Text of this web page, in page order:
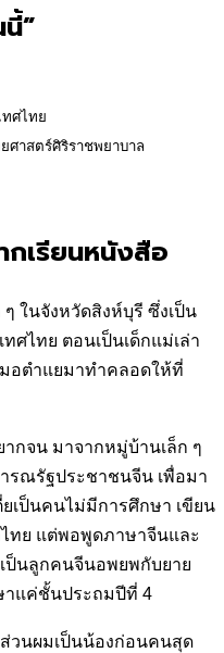
”
ศไทย
าสตร์ศิริราชพยาบาล
กเรียนหนังสือ
ในจังหวัดสิงห์บุรี ซึ่งเป็น
ศไทย ตอนเป็นเด็กแม่เล่า
อตำแยมาทำคลอดให้ที่
กจน มาจากหมู่บ้านเล็ก ๆ
รณรัฐประชาชนจีน เพื่อมา
ยเป็นคนไม่มีการศึกษา เขียน
ทย แต่พอพูดภาษาจีนและ
เป็นลูกคนจีนอพยพกับยาย
าแค่ชั้นประถมปีที่ 4
วนผมเป็นน้องก่อนคนสุด